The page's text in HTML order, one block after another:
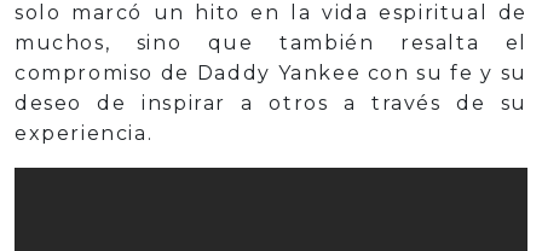
solo marcó un hito en la vida espiritual de
muchos, sino que también resalta el
compromiso de Daddy Yankee con su fe y su
deseo de inspirar a otros a través de su
experiencia.